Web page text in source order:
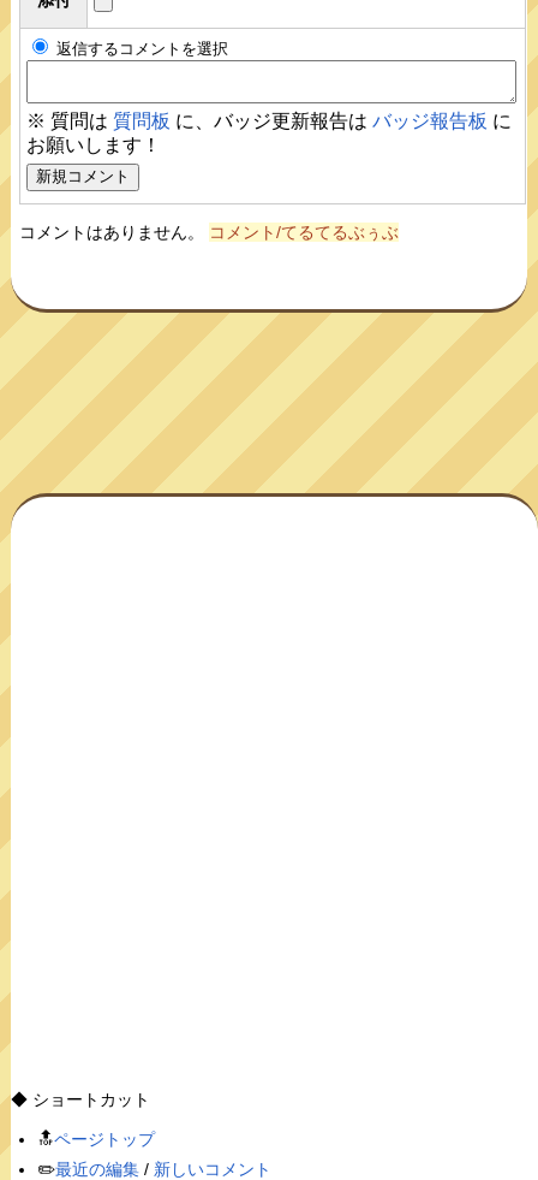
返信するコメントを選択
※ 質問は 質問板 に、バッジ更新報告はバッジ報告板 に
お願いします！
コメントはありません。 コメント/てるてるぶぅぶ
◆ ショートカット
🔝ページトップ
✏️最近の編集/ 新しいコメント